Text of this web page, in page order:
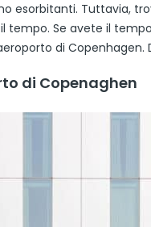
esorbitanti. Tuttavia,
tempo. Se avete il
di
di Copenaghen